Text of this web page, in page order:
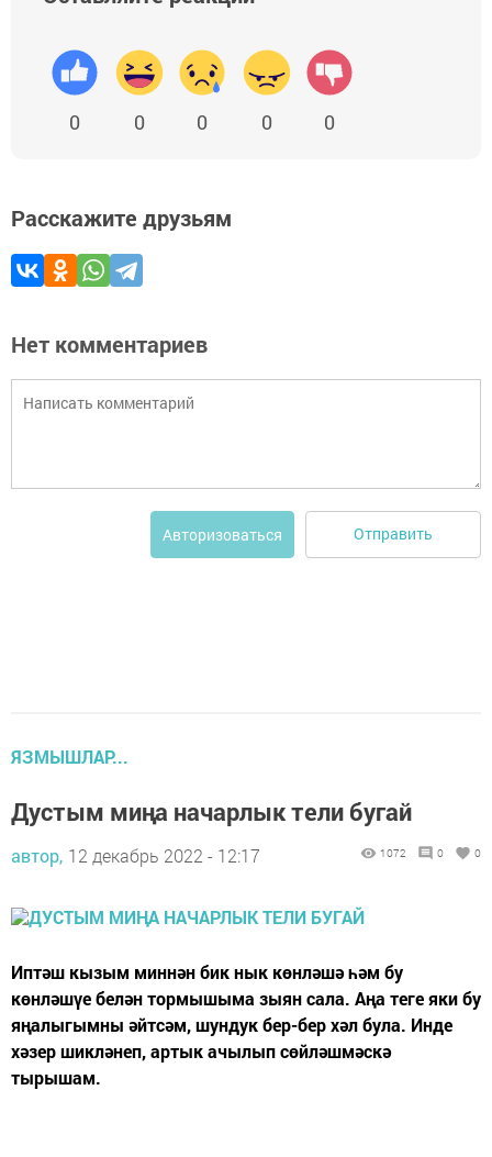
0 0 0 0 0
Расскажите друзьям
Нет комментариев
Авторизоваться Отправить
ЯЗМЫШЛАР...
Дустым миңа начарлык тели бугай
автор, 12 декабрь 2022 - 12:17 1072 0 0
Иптәш кызым миннән бик нык көнләшә һәм бу
көнләшүе белән тормышыма зыян сала. Аңа теге яки бу
яңалыгымны әйтсәм, шундук бер-бер хәл була. Инде
хәзер шикләнеп, артык ачылып сөйләшмәскә
тырышам.